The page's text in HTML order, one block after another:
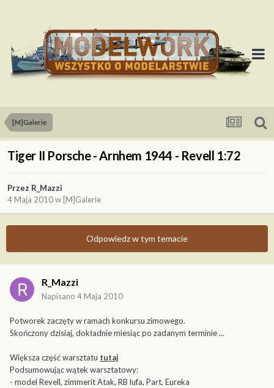
[M]Galerie
Tiger II Porsche - Arnhem 1944 - Revell 1:72
Przez R_Mazzi
4 Maja 2010w [M]Galerie
Odpowiedz w tym temacie
R_Mazzi
Napisano 4 Maja 2010
Potworek zaczęty w ramach konkursu zimowego.
Skończony dzisiaj, dokładnie miesiąc po zadanym terminie ...
Większa część warsztatu tutaj
Podsumowując wątek warsztatowy:
- model Revell, zimmerit Atak, RB lufa, Part, Eureka